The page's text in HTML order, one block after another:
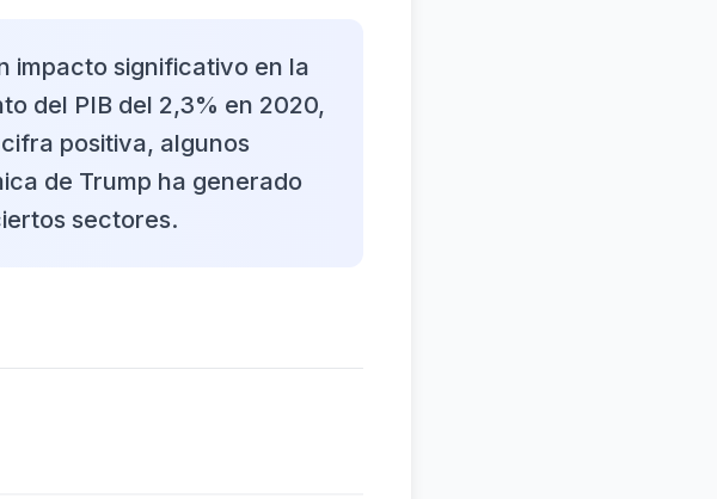
impacto significativo en la
del PIB del 2,3% en 2020,
positiva, algunos
de Trump ha generado
sectores.